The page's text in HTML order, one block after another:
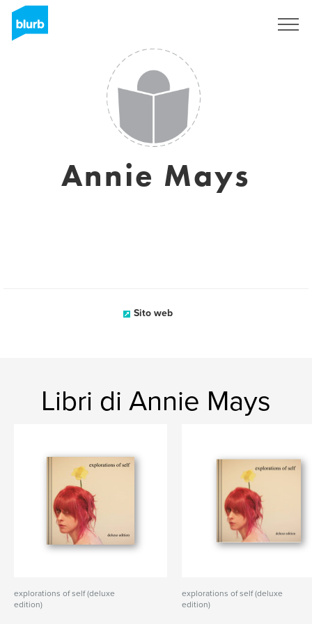
Annie Mays
Sito web
Libri di Annie Mays
explorations of self (deluxe
edition)
explorations of self (deluxe
edition)